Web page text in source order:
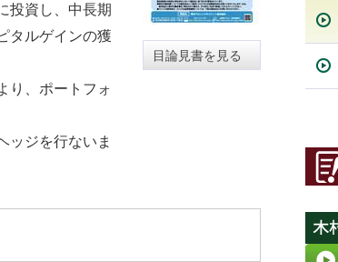
投資し、中長期
タルゲインの獲
り、ポートフォ
ッジを行ないま
目論見書を見る